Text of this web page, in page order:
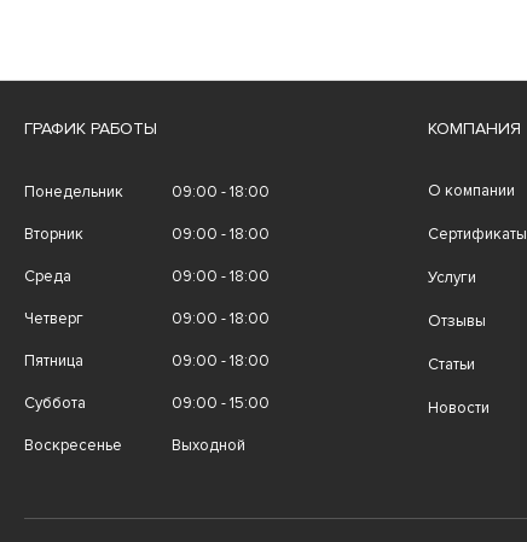
ГРАФИК РАБОТЫ
Понедельник 09:00 - 18:00
Вторник 09:00 - 18:00
Среда 09:00 - 18:00
Четверг 09:00 - 18:00
Пятница 09:00 - 18:00
Суббота 09:00 - 15:00
Воскресенье Выходной
КОМПАНИЯ
О компании
Сертификаты
Услуги
Отзывы
Статьи
Новости